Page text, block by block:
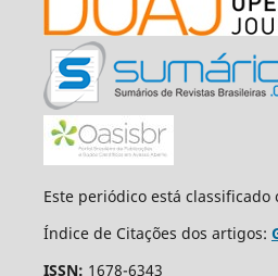
Este periódico está classificado
Índice de Citações dos artigos:
ISSN: 1678-6343